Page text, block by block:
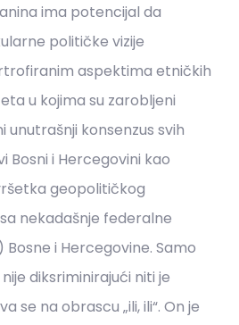
ima potencijal da
političke vizije
aspektima etničkih
u kojima su zarobljeni
unutrašnji konsenzus svih
Bosni i Hercegovini kao
geopolitičkog
nekadašnje federalne
i Hercegovine. Samo
diksriminirajući niti je
se na obrascu „ili, ili“. On je